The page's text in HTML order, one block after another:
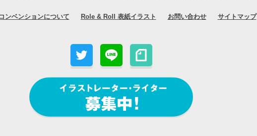
ンベンションについて Role & Roll 表紙イラスト お問い合わせ サイトマップ